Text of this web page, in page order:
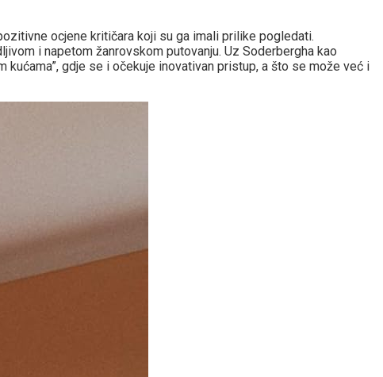
ocjene kritičara koji su ga imali prilike pogledati.
i napetom žanrovskom putovanju. Uz Soderbergha kao
gdje se i očekuje inovativan pristup, a što se može već i